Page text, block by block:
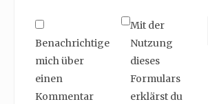
Benachrichtige
mich über
einen
Kommentar
Mit der
Nutzung
dieses
Formulars
erklärst du